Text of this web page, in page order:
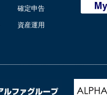
確定申告
資産運用